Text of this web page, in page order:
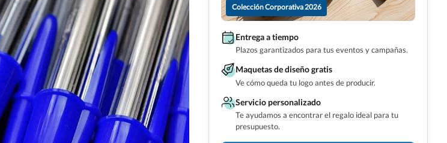
Colección Corporativa 2026
Entrega a tiempo
Plazos garantizados para tus eventos y campañas.
Maquetas de diseño gratis
Ve cómo queda tu logo antes de producir.
Servicio personalizado
Te ayudamos a encontrar el regalo ideal para tu
presupuesto.